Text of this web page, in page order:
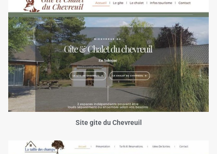
Site gite du Chevreuil